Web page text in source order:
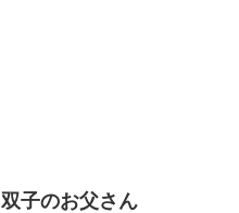
双子のお父さん